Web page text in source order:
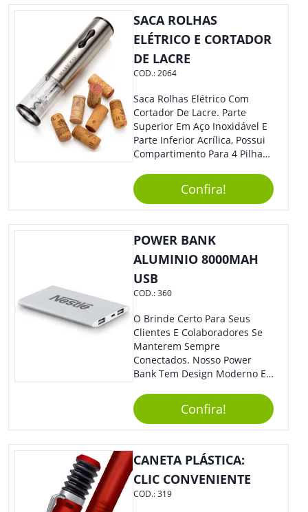
SACA ROLHAS
ELÉTRICO E CORTADOR
DE LACRE
COD.:2064
Saca Rolhas Elétrico Com
Cortador De Lacre. Parte
Superior Em Aço Inoxidável E
Parte Inferior Acrílica, Possui
Compartimento Para 4 Pilhas
Acompanha Pilhas) – Contém
Desenho Indicativo De
Abertura E Fechamento Da
Tampa; Botões Para Extração
E Remoção De Rolhas E Parte
Lacre (Removível).
Confira!
POWER BANK
ALUMINIO 8000MAH
USB
COD.:360
O Brinde Certo Para Seus
Clientes E Colaboradores Se
Manterem Sempre
Conectados. Nosso Power
Bank Tem Design Moderno E
Na Bolsa Ou Na Mochila.
Compatível Com Diversos
Aparelhos, O Brinde É Super
Eficiente E Ágil, Ideal Para
Quem Busca Praticidade No
Sua Marca E Tenha Ainda
Mais Destaque Em Eventos E
Confira!
CANETA PLÁSTICA:
CLIC CONVENIENTE
COD.:319